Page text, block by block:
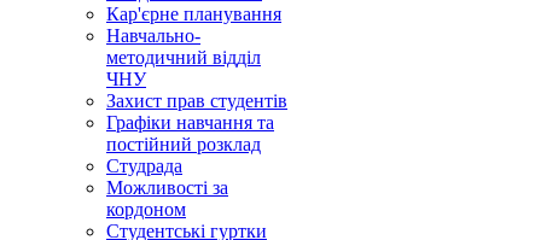
Кар'єрне планування
Навчально-
методичний відділ
ЧНУ
Захист прав студентів
Графіки навчання та
постійний розклад
Студрада
Можливості за
кордоном
Студентські гуртки